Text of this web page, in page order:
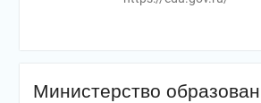
Министерство